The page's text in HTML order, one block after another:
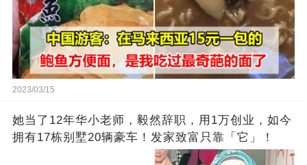
2023/03/15
她当了12年华小老师，毅然辞职，用1万创业，如今
拥有17栋别墅20辆豪车！发家致富只靠「它」！